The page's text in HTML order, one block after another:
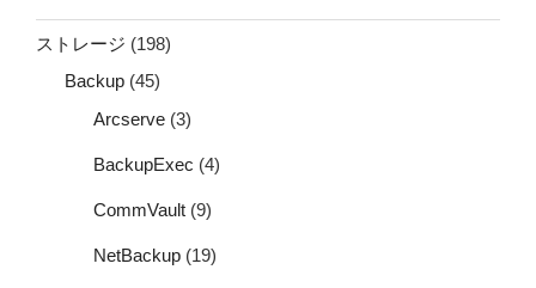
ストレージ (198)
Backup (45)
Arcserve (3)
BackupExec (4)
CommVault (9)
NetBackup (19)